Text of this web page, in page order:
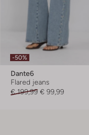
-50%
Dante6
Flared jeans
€ 199,99 € 99,99